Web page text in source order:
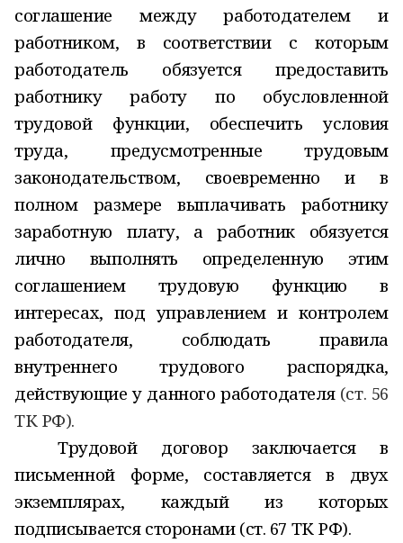
соглашение между работодателем и
работником, в соответствии с которым
работодатель обязуется предоставить
работнику работу по обусловленной
трудовой функции, обеспечить условия
труда, предусмотренные трудовым
законодательством, своевременно и в
полном размере выплачивать работнику
заработную плату, а работник обязуется
лично выполнять определенную этим
соглашением трудовую функцию в
интересах, под управлением и контролем
работодателя, соблюдать правила
внутреннего трудового распорядка,
действующие у данного работодателя(ст. 56
ТК РФ).
Трудовой договор заключается в
письменной форме, составляется в двух
экземплярах, каждый из которых
подписывается сторонами (ст. 67 ТК РФ).